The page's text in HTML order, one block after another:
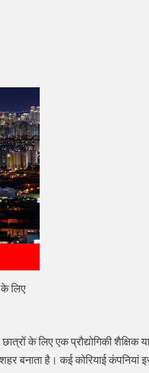
के लिए
के लिए एक प्रौद्योगिकी शैक्षिक
बनाता है। कई कोरियाई कंपनियां